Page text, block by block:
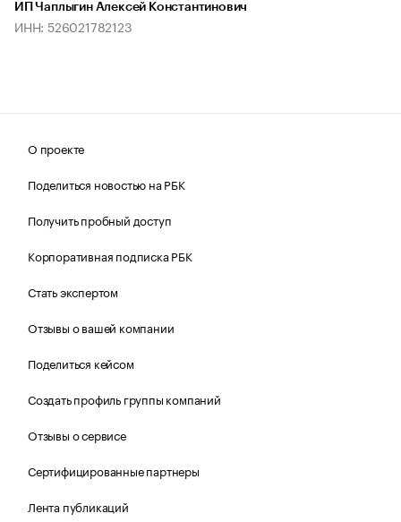
ИП Чаплыгин Алексей Константинович
ИНН: 526021782123
О проекте
Поделиться новостью на РБК
Получить пробный доступ
Корпоративная подписка РБК
Стать экспертом
Отзывы о вашей компании
Поделиться кейсом
Создать профиль группы компаний
Отзывы о сервисе
Сертифицированные партнеры
Лента публикаций